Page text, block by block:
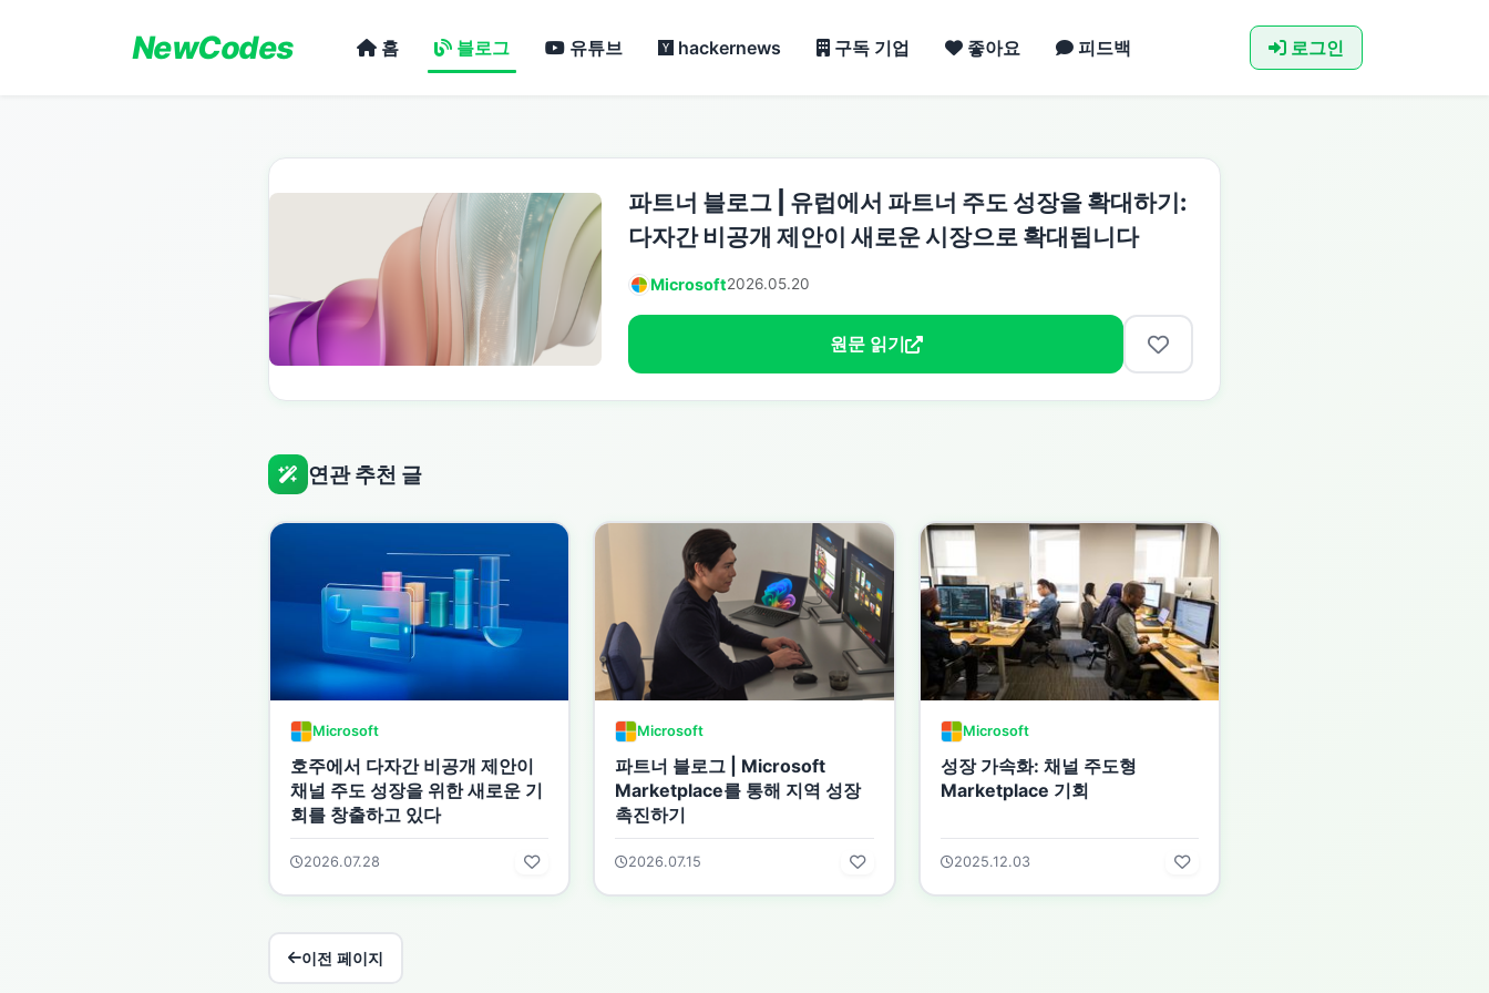
NewCodes 홈 블로그 유튜브 hackernews 구독 기업 좋아요 피드백 로그인
파트너 블로그 | 유럽에서 파트너 주도 성장을 확대하기:
다자간 비공개 제안이 새로운 시장으로 확대됩니다
Microsoft2026.05.20
원문 읽기
연관 추천 글
Microsoft
호주에서 다자간 비공개 제안이
채널 주도 성장을 위한 새로운 기
회를 창출하고 있다
2026.07.28
Microsoft
파트너 블로그 | Microsoft
Marketplace를 통해 지역 성장
촉진하기
2026.07.15
Microsoft
성장 가속화: 채널 주도형
Marketplace 기회
2025.12.03
이전 페이지